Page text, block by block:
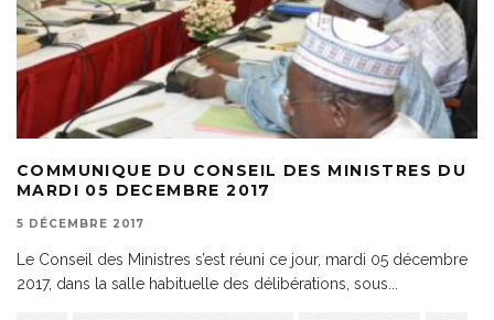
COMMUNIQUE DU CONSEIL DES MINISTRES DU
MARDI 05 DECEMBRE 2017
5 DÉCEMBRE 2017
Le Conseil des Ministres s’est réuni ce jour, mardi 05 décembre
2017, dans la salle habituelle des délibérations, sous